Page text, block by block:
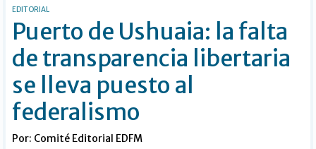
EDITORIAL
Puerto de Ushuaia: la falta
de transparencia libertaria
se lleva puesto al
federalismo
Por: Comité Editorial EDFM